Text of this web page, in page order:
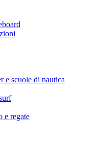
e scuole di nautica
e regate